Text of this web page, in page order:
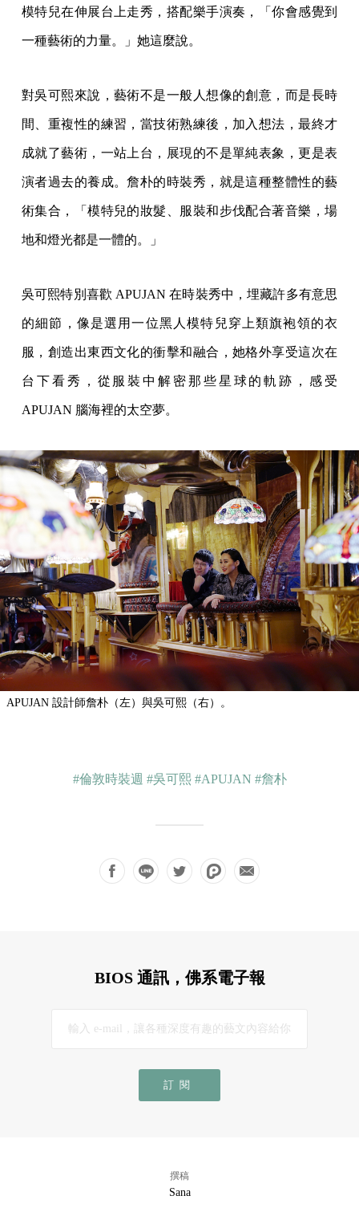
模特兒在伸展台上走秀，搭配樂手演奏，「你會感覺到
一種藝術的力量。」她這麼說。
對吳可熙來說，藝術不是一般人想像的創意，而是長時
間、重複性的練習，當技術熟練後，加入想法，最終才
成就了藝術，一站上台，展現的不是單純表象，更是表
演者過去的養成。詹朴的時裝秀，就是這種整體性的藝
術集合，「模特兒的妝髮、服裝和步伐配合著音樂，場
地和燈光都是一體的。」
吳可熙特別喜歡 APUJAN 在時裝秀中，埋藏許多有意思
的細節，像是選用一位黑人模特兒穿上類旗袍領的衣
服，創造出東西文化的衝擊和融合，她格外享受這次在
台下看秀，從服裝中解密那些星球的軌跡，感受
APUJAN 腦海裡的太空夢。
APUJAN 設計師詹朴（左）與吳可熙（右）。
#倫敦時裝週 #吳可熙 #APUJAN #詹朴
BIOS 通訊，佛系電子報
訂閱
撰稿
Sana